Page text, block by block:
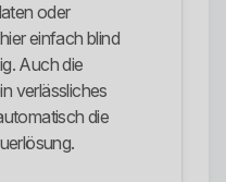
oder
einfach blind
Auch die
verlässliches
die